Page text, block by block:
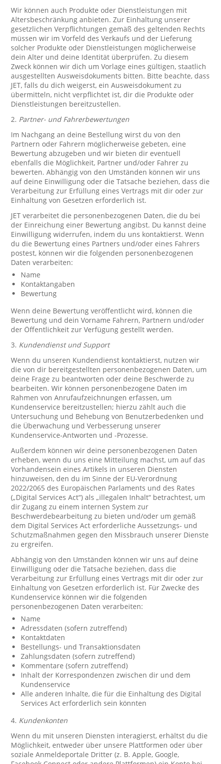
Wir können auch Produkte oder Dienstleistungen mit
Altersbeschränkung anbieten. Zur Einhaltung unserer
gesetzlichen Verpflichtungen gemäß des geltenden Rechts
müssen wir im Vorfeld des Verkaufs und der Lieferung
solcher Produkte oder Dienstleistungen möglicherweise
dein Alter und deine Identität überprüfen. Zu diesem
Zweck können wir dich um Vorlage eines gültigen, staatlich
ausgestellten Ausweisdokuments bitten. Bitte beachte, dass
JET, falls du dich weigerst, ein Ausweisdokument zu
übermitteln, nicht verpflichtet ist, dir die Produkte oder
Dienstleistungen bereitzustellen.
2. Partner- und Fahrerbewertungen
Im Nachgang an deine Bestellung wirst du von den
Partnern oder Fahrern möglicherweise gebeten, eine
Bewertung abzugeben und wir bieten dir eventuell
ebenfalls die Möglichkeit, Partner und/oder Fahrer zu
bewerten. Abhängig von den Umständen können wir uns
auf deine Einwilligung oder die Tatsache beziehen, dass die
Verarbeitung zur Erfüllung eines Vertrags mit dir oder zur
Einhaltung von Gesetzen erforderlich ist.
JET verarbeitet die personenbezogenen Daten, die du bei
der Einreichung einer Bewertung angibst. Du kannst deine
Einwilligung widerrufen, indem du uns kontaktierst. Wenn
du die Bewertung eines Partners und/oder eines Fahrers
postest, können wir die folgenden personenbezogenen
Daten verarbeiten:
Name
Kontaktangaben
Bewertung
Wenn deine Bewertung veröffentlicht wird, können die
Bewertung und dein Vorname Fahrern, Partnern und/oder
der Öffentlichkeit zur Verfügung gestellt werden.
3. Kundendienst und Support
Wenn du unseren Kundendienst kontaktierst, nutzen wir
die von dir bereitgestellten personenbezogenen Daten, um
deine Frage zu beantworten oder deine Beschwerde zu
bearbeiten. Wir können personenbezogene Daten im
Rahmen von Anrufaufzeichnungen erfassen, um
Kundenservice bereitzustellen; hierzu zählt auch die
Untersuchung und Behebung von Benutzerbedenken und
die Überwachung und Verbesserung unserer
Kundenservice-Antworten und -Prozesse.
Außerdem können wir deine personenbezogenen Daten
erheben, wenn du uns eine Mitteilung machst, um auf das
Vorhandensein eines Artikels in unseren Diensten
hinzuweisen, den du im Sinne der EU-Verordnung
2022/2065 des Europäischen Parlaments und des Rates
(„Digital Services Act“) als „illegalen Inhalt“ betrachtest, um
dir Zugang zu einem internen System zur
Beschwerdebearbeitung zu bieten und/oder um gemäß
dem Digital Services Act erforderliche Aussetzungs- und
Schutzmaßnahmen gegen den Missbrauch unserer Dienste
zu ergreifen.
Abhängig von den Umständen können wir uns auf deine
Einwilligung oder die Tatsache beziehen, dass die
Verarbeitung zur Erfüllung eines Vertrags mit dir oder zur
Einhaltung von Gesetzen erforderlich ist. Für Zwecke des
Kundenservice können wir die folgenden
personenbezogenen Daten verarbeiten:
Name
Adressdaten (sofern zutreffend)
Kontaktdaten
Bestellungs- und Transaktionsdaten
Zahlungsdaten (sofern zutreffend)
Kommentare (sofern zutreffend)
Inhalt der Korrespondenzen zwischen dir und dem
Kundenservice
Alle anderen Inhalte, die für die Einhaltung des Digital
Services Act erforderlich sein könnten
4. Kundenkonten
Wenn du mit unseren Diensten interagierst, erhältst du die
Möglichkeit, entweder über unsere Plattformen oder über
soziale Anmeldeportale Dritter (z. B. Apple, Google,